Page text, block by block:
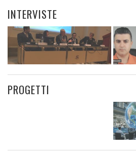
INTERVISTE
PROGETTI